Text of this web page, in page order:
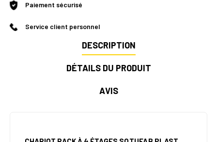
Paiement sécurisé
Service client personnel
DESCRIPTION
DÉTAILS DU PRODUIT
AVIS